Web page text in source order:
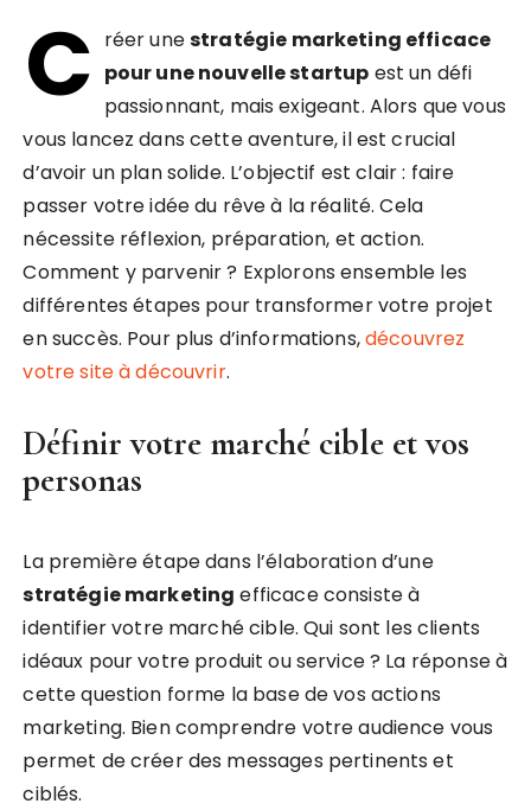
C réer unestratégie marketing efficace
pour une nouvelle startup est un défi
passionnant, mais exigeant. Alors que vous
vous lancez dans cette aventure, il est crucial
d’avoir un plan solide. L’objectif est clair : faire
passer votre idée du rêve à la réalité. Cela
nécessite réflexion, préparation, et action.
Comment y parvenir ? Explorons ensemble les
différentes étapes pour transformer votre projet
en succès. Pour plus d’informations,découvrez
votre site à découvrir.
Définir votre marché cible et vos
personas
La première étape dans l’élaboration d’une
stratégie marketing efficace consiste à
identifier votre marché cible. Qui sont les clients
idéaux pour votre produit ou service ? La réponse à
cette question forme la base de vos actions
marketing. Bien comprendre votre audience vous
permet de créer des messages pertinents et
ciblés.